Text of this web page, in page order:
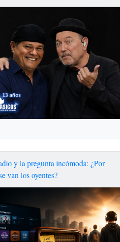
y la pregunta incómoda: ¿Por
van los oyentes?